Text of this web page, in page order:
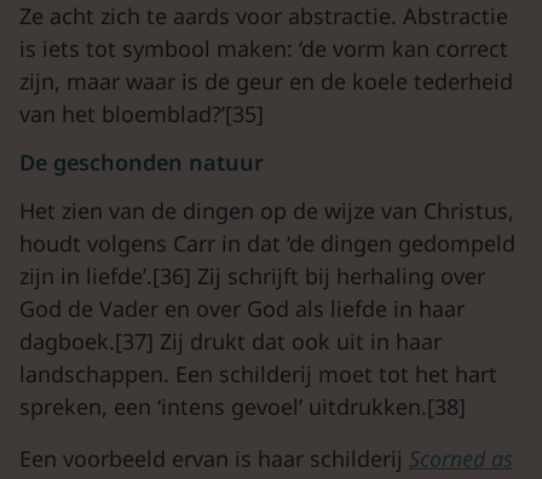
Ze acht zich te aards voor abstractie. Abstractie
is iets tot symbool maken: ‘de vorm kan correct
zijn, maar waar is de geur en de koele tederheid
van het bloemblad?’[35]
De geschonden natuur
Het zien van de dingen op de wijze van Christus,
houdt volgens Carr in dat ‘de dingen gedompeld
zijn in liefde’.[36] Zij schrijft bij herhaling over
God de Vader en over God als liefde in haar
dagboek.[37] Zij drukt dat ook uit in haar
landschappen. Een schilderij moet tot het hart
spreken, een ‘intens gevoel’ uitdrukken.[38]
Een voorbeeld ervan is haar schilderij Scorned as